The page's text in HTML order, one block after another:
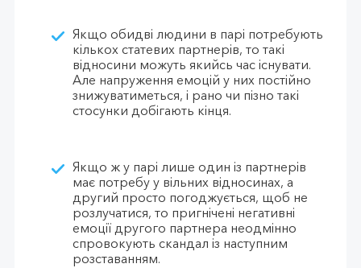
Якщо обидві людини в парі потребують
кількох статевих партнерів, то такі
відносини можуть якийсь час існувати.
Але напруження емоцій у них постійно
знижуватиметься, і рано чи пізно такі
стосунки добігають кінця.
Якщо ж у парі лише один із партнерів
має потребу у вільних відносинах, а
другий просто погоджується, щоб не
розлучатися, то пригнічені негативні
емоції другого партнера неодмінно
спровокують скандал із наступним
розставанням.